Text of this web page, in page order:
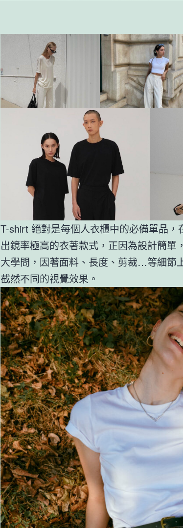
T-shirt 絕對是每個人衣櫃中的必備單品，
出鏡率極高的衣著款式，正因為設計簡單
大學問，因著面料、長度、剪裁…等細節
截然不同的視覺效果。